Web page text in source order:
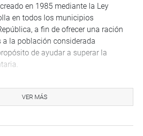
en 1985 mediante la Ley
en todos los municipios
a fin de ofrecer una ración
la población considerada
de ayudar a superar la
de vida de los niños, que por su
no están en condiciones de
VER MÁS